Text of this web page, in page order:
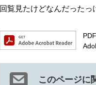
回覧見たけどなんだったっ
このページに